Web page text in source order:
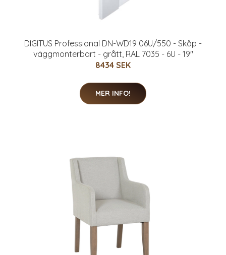
DIGITUS Professional DN-WD19 06U/550 - Skåp -
väggmonterbart - grått, RAL 7035 - 6U - 19"
8434 SEK
MER INFO!